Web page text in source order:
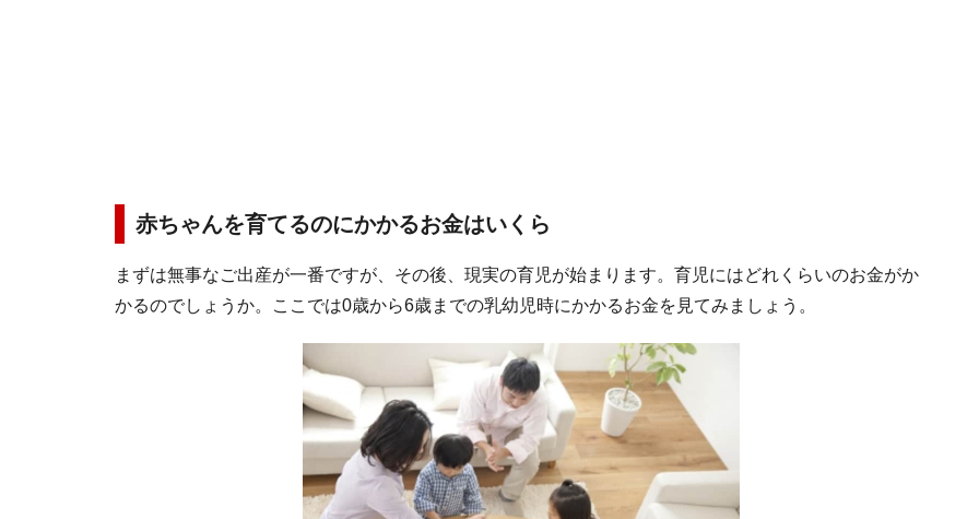
赤ちゃんを育てるのにかかるお金はいくら
まずは無事なご出産が一番ですが、その後、現実の育児が始まります。育児にはどれくらいのお金がか
かるのでしょうか。ここでは0歳から6歳までの乳幼児時にかかるお金を見てみましょう。